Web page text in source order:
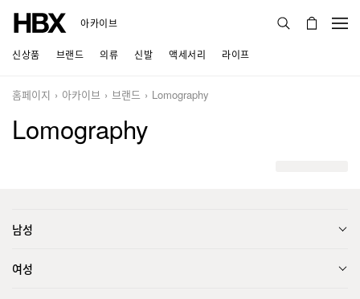
아카이브
신상품 브랜드 의류 신발 액세서리 라이프
홈페이지 아카이브 브랜드 Lomography
Lomography
남성
여성